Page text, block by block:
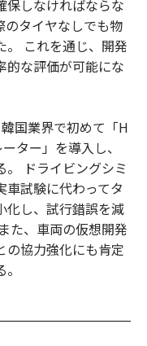
保しなければならな
のタイヤなしでも物
。 これを通じ、開発
的な評価が可能にな
国業界で初めて「H
ター」を導入し、
ドライビングシミ
車試験に代わってタ
化し、試行錯誤を減
た、車両の仮想開発
の協力強化にも肯定